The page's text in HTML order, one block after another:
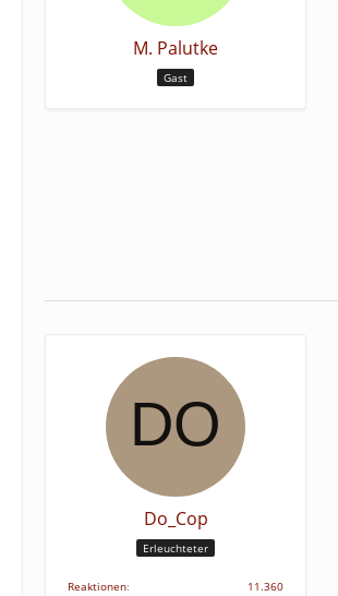
M. Palutke
Gast
Do_Cop
Erleuchteter
Reaktionen
11.360